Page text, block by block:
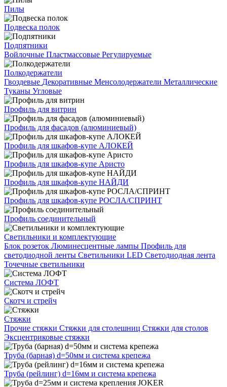
Пилы
Подвеска полок
Подпятники
Войлочные Пластмассовые Регулируемые
Полкодержатели
Гвоздевые Декоративные Менсолодержатели Металлические
Туканы Угловые
Профиль для витрин
Профиль для фасадов (алюминиевый)
Профиль для шкафов-купе АЛОКЕЙ
Профиль для шкафов-купе Аристо
Профиль для шкафов-купе НАЙДИ
Профиль для шкафов-купе РОСЛА/СПРИНТ
Профиль соединительный
Светильники и комплектующие
Блок розеток Люминесцентные лампы Профиль для
светодиодной ленты Светильники LED Светодиодная лента
Точечные светильники
Система ЛОФТ
Скотч и стрейч
Стяжки
Прочие стяжки Стяжки для столешниц Стяжки для столов
Эксцентриковые стяжки
Труба (барная) d=50мм и система крепежа
Труба (рейлинг) d=16мм и система крепежа